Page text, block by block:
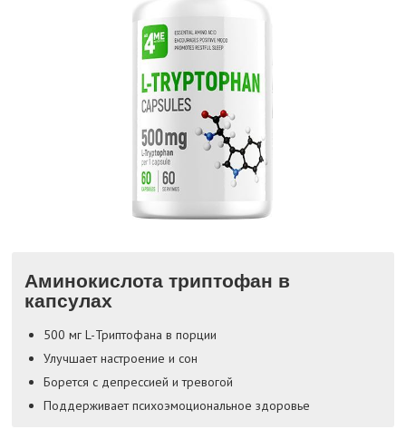
Аминокислота триптофан в
капсулах
500 мг L-Триптофана в порции
Улучшает настроение и сон
Борется с депрессией и тревогой
Поддерживает психоэмоциональное здоровье